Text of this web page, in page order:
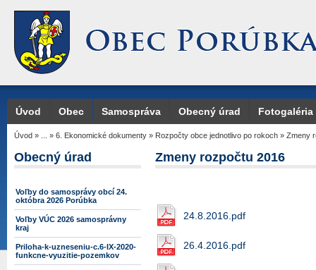
Úvod Obec Samospráva Obecný úrad Fotogaléria
Úvod » » 6. Ekonomické dokumenty » Rozpočty obce jednotlivo po rokoch » Zmeny
Obecný úrad
Voľby do samosprávy obcí 24.
októbra 2026 Porúbka
Voľby VÚC 2026 samosprávny
kraj
Priloha-k-uzneseniu-c.6-IX-2020-
funkcne-vyuzitie-pozemkov
Zmeny rozpočtu 2016
24.8.2016.pdf
26.4.2016.pdf